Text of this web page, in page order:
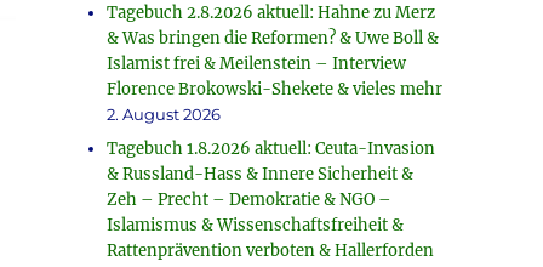
Tagebuch 2.8.2026 aktuell: Hahne zu Merz
& Was bringen die Reformen? & Uwe Boll &
Islamist frei & Meilenstein – Interview
Florence Brokowski-Shekete & vieles mehr
2. August 2026
Tagebuch 1.8.2026 aktuell: Ceuta-Invasion
& Russland-Hass & Innere Sicherheit &
Zeh – Precht – Demokratie & NGO –
Islamismus & Wissenschaftsfreiheit &
Rattenprävention verboten & Hallerforden